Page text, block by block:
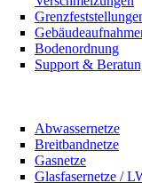
Bodenordnung
Support &
Abwassernetze
Breitbandnetze
Gasnetze
Glasfasernetze /